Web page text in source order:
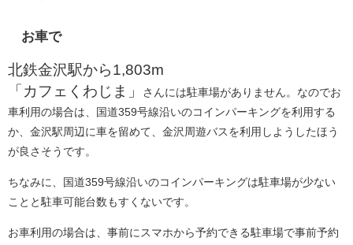
お車で
北鉄金沢駅から1,803m
「カフェくわじま」
さんには駐車場がありません。なのでお
車利用の場合は、国道359号線沿いのコインパーキングを利用する
か、金沢駅周辺に車を留めて、金沢周遊バスを利用しようしたほう
が良さそうです。
ちなみに、国道359号線沿いのコインパーキングは駐車場が少ない
ことと駐車可能台数もすくないです。
お車利用の場合は、事前にスマホから予約できる駐車場で事前予約